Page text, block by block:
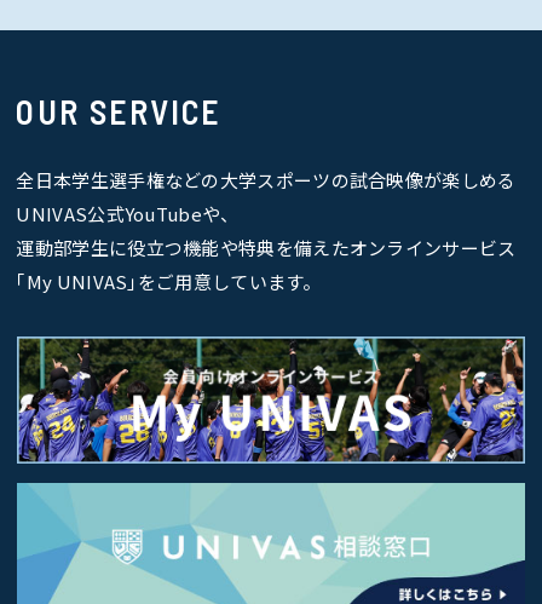
OUR SERVICE
全日本学生選手権などの大学スポーツの試合映像が楽しめる
UNIVAS公式YouTubeや、
運動部学生に役立つ機能や特典を備えたオンラインサービス
｢My UNIVAS｣をご用意しています。